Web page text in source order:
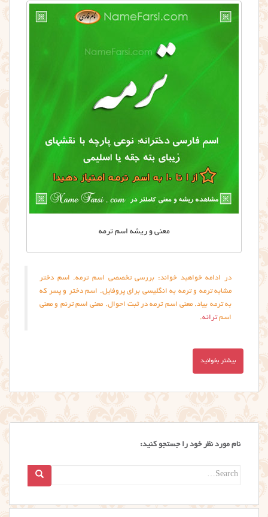
معنی و ریشه اسم ترمه
در ادامه خواهید خواند: بررسی تخصصی اسم ترمه. اسم دختر
مشابه ترمه و ترمه به انگلیسی برای پروفایل. اسم دختر و پسر که
به ترمه بیاد. معنی اسم ترمه در ثبت احوال. معنی اسم ترنم و معنی
اسمترانه.
بیشتر بخوانید
نام مورد نظر خود را جستجو کنید:
Search